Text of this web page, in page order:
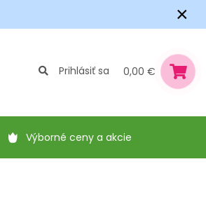
×
Prihlásiť sa 0,00 €
Výborné ceny a akcie